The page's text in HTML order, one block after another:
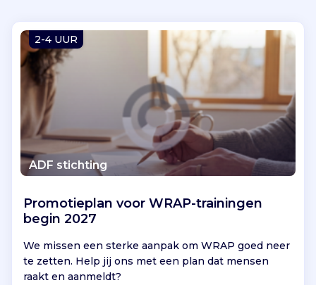
Vind jouw project
2-4 UUR
ADF stichting
Promotieplan voor WRAP-trainingen
begin 2027
We missen een sterke aanpak om WRAP goed neer
te zetten. Help jij ons met een plan dat mensen
raakt en aanmeldt?